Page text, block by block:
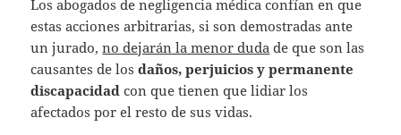
Los abogados de negligencia médica confían en que
estas acciones arbitrarias, si son demostradas ante
un jurado,no dejarán la menor duda de que son las
causantes de losdaños, perjuicios y permanente
discapacidad con que tienen que lidiar los
afectados por el resto de sus vidas.